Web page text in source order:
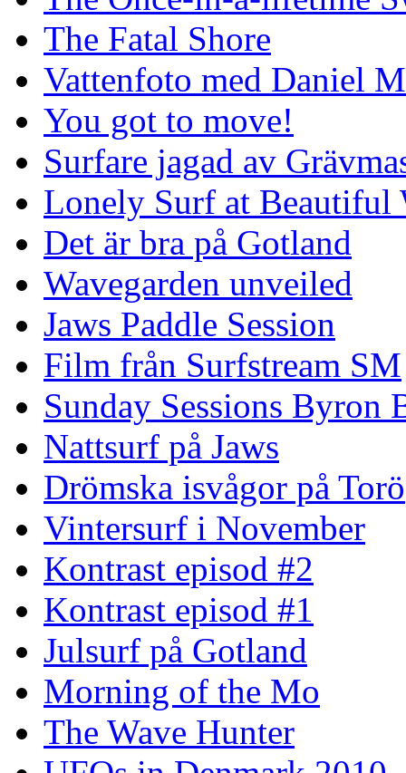
The Fatal Shore
Vattenfoto med Daniel
You got to move!
Surfare jagad av
Lonely Surf at Beautiful
Det är bra på Gotland
Wavegarden unveiled
Jaws Paddle Session
Film från Surfstream SM
Sunday Sessions Byron
Nattsurf på Jaws
Drömska isvågor på Torö
Vintersurf i November
Kontrast episod #2
Kontrast episod #1
Julsurf på Gotland
Morning of the Mo
The Wave Hunter